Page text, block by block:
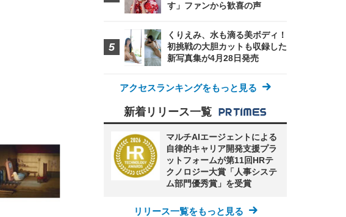
す」ファンから歓喜の声
くりえみ、水も滴る美ボディ！
初挑戦の大胆カットも収録した
新写真集が4月28日発売
アクセスランキングをもっと見る
新着リリース一覧
マルチAIエージェントによる
自律的キャリア開発支援プラ
ットフォームが第11回HRテ
クノロジー大賞「人事システ
ム部門優秀賞」を受賞
リリース一覧をもっと見る